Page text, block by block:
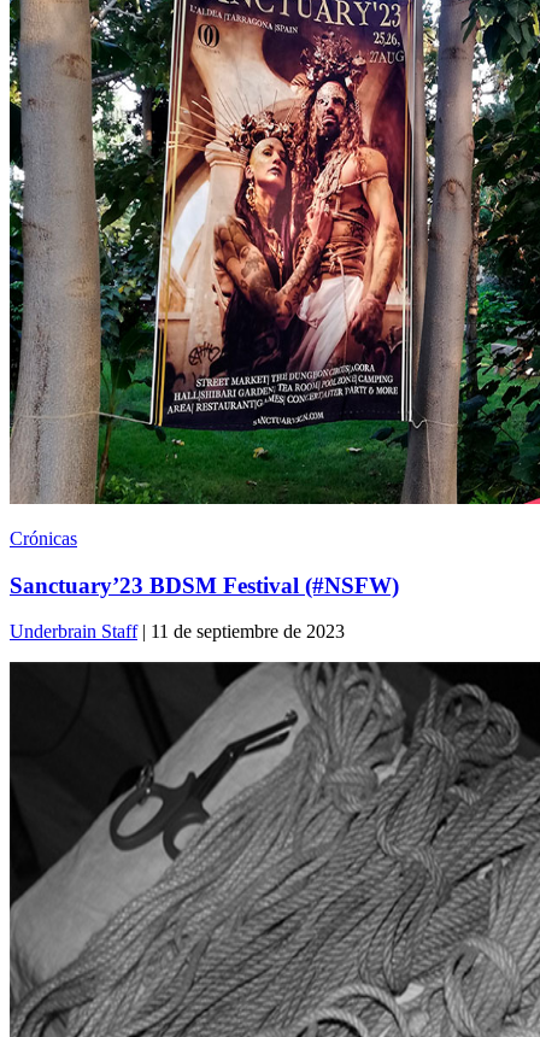
Crónicas
Sanctuary’23 BDSM Festival (#NSFW)
Underbrain Staff| 11 de septiembre de 2023